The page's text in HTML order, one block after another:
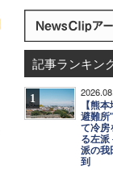
記事ランキン
1
【熊
避難所
て冷房
る左
派の我
到